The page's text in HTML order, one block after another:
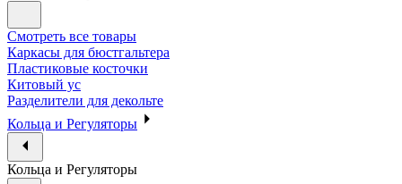
Смотреть все товары
Каркасы для бюстгальтера
Пластиковые косточки
Китовый ус
Разделители для декольте
Кольца и Регуляторы
Кольца и Регуляторы